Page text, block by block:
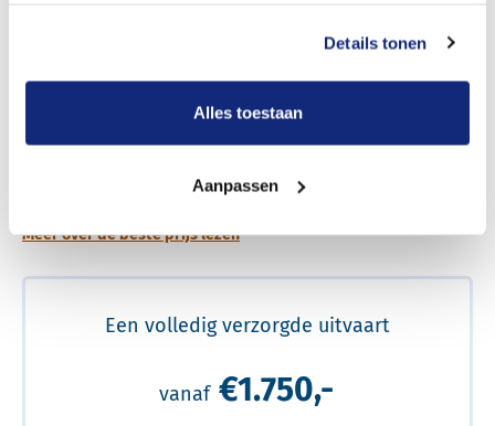
Details tonen
Alles toestaan
Aanpassen
Meer over de beste prijs lezen
Een volledig verzorgde uitvaart
vanaf €1.750,-